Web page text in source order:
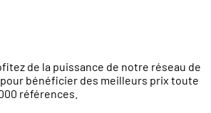
de la puissance de notre réseau de
pour bénéficier des meilleurs prix toute
références.